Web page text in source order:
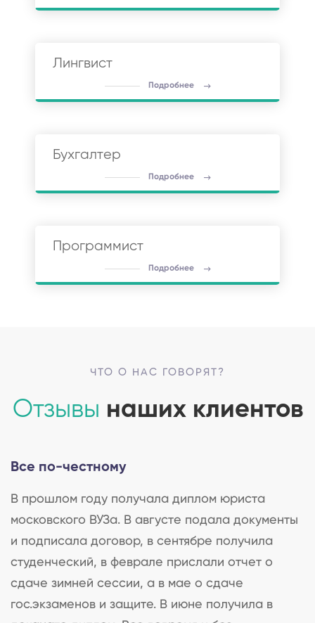
Лингвист
Подробнее
Бухгалтер
Подробнее
Программист
Подробнее
ЧТО О НАС ГОВОРЯТ?
Отзывы наших клиентов
Все по-честному
В прошлом году получала диплом юриста
московского ВУЗа. В августе подала документы
и подписала договор, в сентябре получила
студенческий, в феврале прислали отчет о
сдаче зимней сессии, а в мае о сдаче
гос.экзаменов и защите. В июне получила в